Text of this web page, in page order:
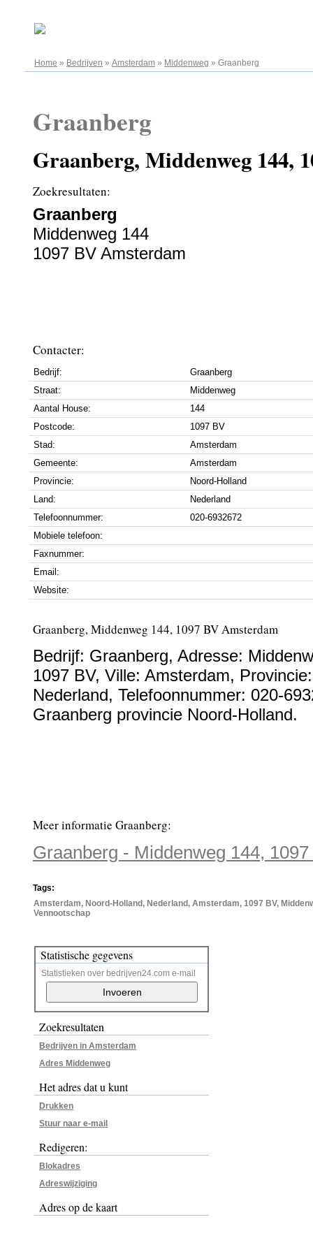
Home » Bedrijven » Amsterdam » Middenweg » Graanberg
Graanberg
Graanberg, Middenweg 144,
Zoekresultaten:
Graanberg
Middenweg 144
1097 BV Amsterdam
Contacter:
Bedrijf:
Graanberg
Straat:
Middenweg
Aantal House:
144
Postcode:
1097 BV
Stad:
Amsterdam
Gemeente:
Amsterdam
Provincie:
Noord-Holland
Land:
Nederland
Telefoonnummer:
020-6932672
Mobiele telefoon:
Faxnummer:
Email:
Website:
Graanberg, Middenweg 144, 1097 BV Amsterdam
Bedrijf: Graanberg, Adresse:
1097 BV, Ville: Amsterdam,
Nederland, Telefoonnummer: 020-
Graanberg provincie Noord-Holland.
Meer informatie Graanberg:
Graanberg - Middenweg 144,
Tags:
Amsterdam, Noord-Holland, Nederland, Amsterdam, 1097 BV,
Vennootschap
Statistische gegevens
Statistieken over bedrijven24.com e-mail
Zoekresultaten
Bedrijven in Amsterdam
Adres Middenweg
Het adres dat u kunt
Drukken
Stuur naar e-mail
Redigeren:
Blokadres
Adreswijziging
Adres op de kaart